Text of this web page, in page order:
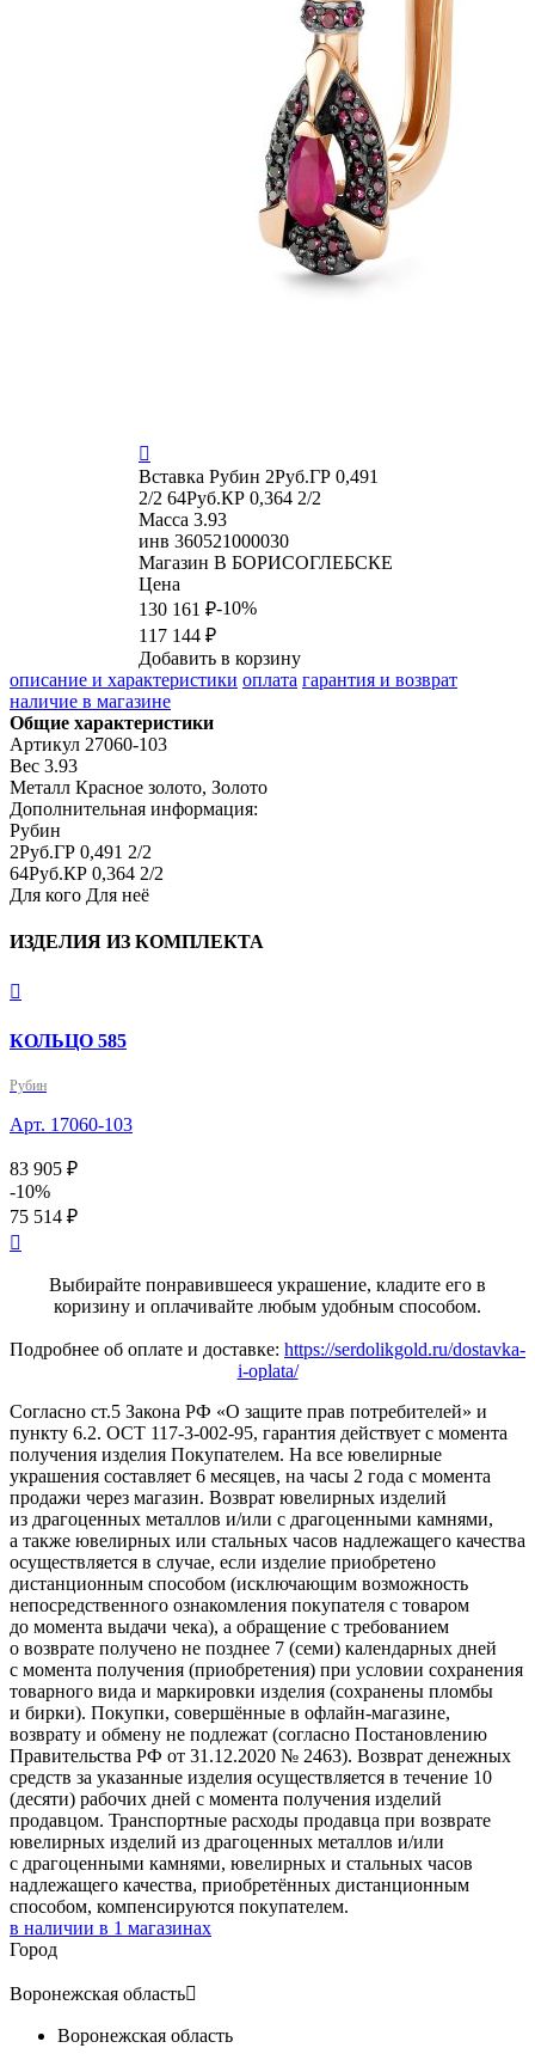

Вставка Рубин 2Руб.ГР 0,491
2/2 64Руб.КР 0,364 2/2
Масса 3.93
инв 360521000030
Магазин В БОРИСОГЛЕБСКЕ
Цена
130 161 ₽-10%
117 144 ₽
Добавить в корзину
описание и характеристики оплата гарантия и возврат
наличие в магазине
Общие характеристики
Артикул 27060-103
Вес 3.93
Металл Красное золото, Золото
Дополнительная информация:
Рубин
2Руб.ГР 0,491 2/2
64Руб.КР 0,364 2/2
Для кого Для неё
ИЗДЕЛИЯ ИЗ КОМПЛЕКТА

КОЛЬЦО 585
Рубин
Арт. 17060-103
83 905 ₽
-10%
75 514 ₽

Выбирайте понравившееся украшение, кладите его в
коризину и оплачивайте любым удобным способом.
Подробнее об оплате и доставке: https://serdolikgold.ru/dostavka-
i-oplata/
Согласно ст.5 Закона РФ «О защите прав потребителей» и
пункту 6.2. ОСТ 117-3-002-95, гарантия действует с момента
получения изделия Покупателем. На все ювелирные
украшения составляет 6 месяцев, на часы 2 года с момента
продажи через магазин. Возврат ювелирных изделий
из драгоценных металлов и/или с драгоценными камнями,
а также ювелирных или стальных часов надлежащего качества
осуществляется в случае, если изделие приобретено
дистанционным способом (исключающим возможность
непосредственного ознакомления покупателя с товаром
до момента выдачи чека), а обращение с требованием
о возврате получено не позднее 7 (семи) календарных дней
с момента получения (приобретения) при условии сохранения
товарного вида и маркировки изделия (сохранены пломбы
и бирки). Покупки, совершённые в офлайн-магазине,
возврату и обмену не подлежат (согласно Постановлению
Правительства РФ от 31.12.2020 № 2463). Возврат денежных
средств за указанные изделия осуществляется в течение 10
(десяти) рабочих дней с момента получения изделий
продавцом. Транспортные расходы продавца при возврате
ювелирных изделий из драгоценных металлов и/или
с драгоценными камнями, ювелирных и стальных часов
надлежащего качества, приобретённых дистанционным
способом, компенсируются покупателем.
в наличии в 1 магазинах
Город
Воронежская область
Воронежская область